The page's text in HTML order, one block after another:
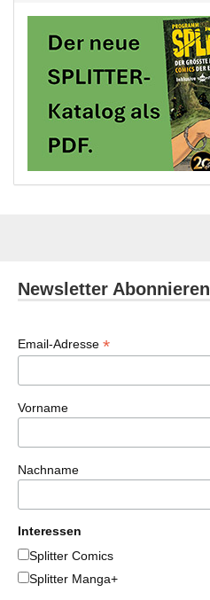
Newsletter Abonnieren
Email-Adresse *
Vorname
Nachname
Interessen
Splitter Comics
Splitter Manga+